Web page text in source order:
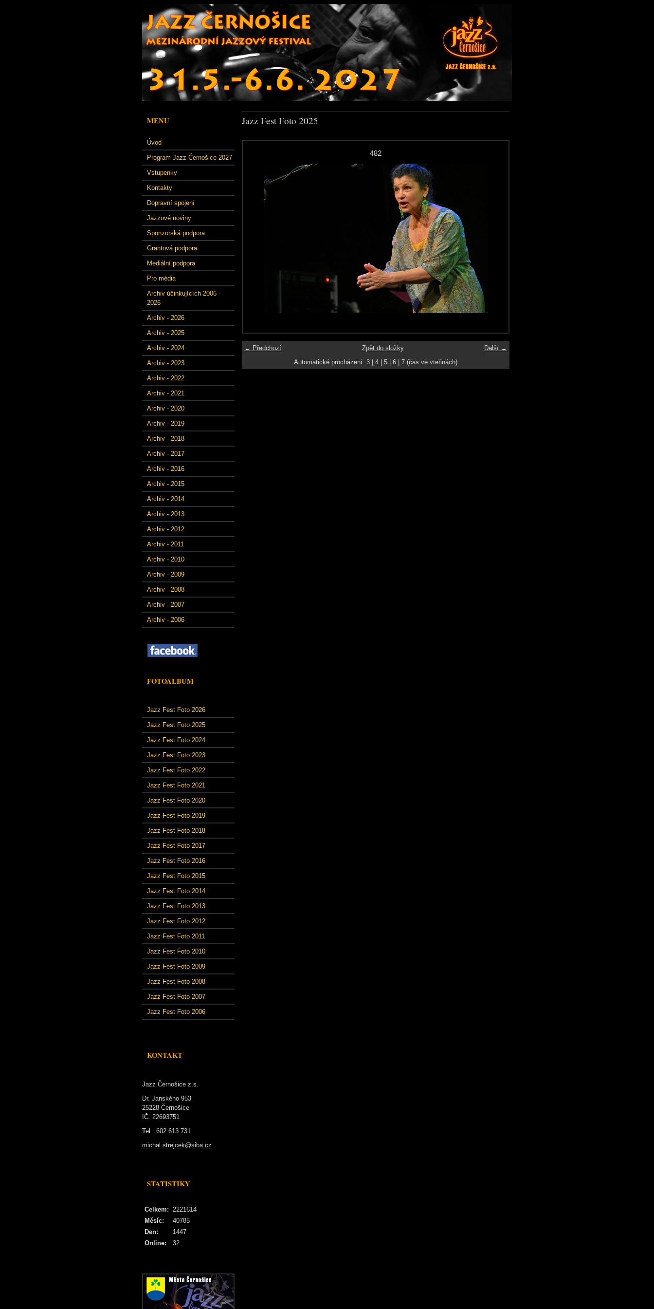
MENU
Úvod
Program Jazz Černošice 2027
Vstupenky
Kontakty
Dopravní spojení
Jazzové noviny
Sponzorská podpora
Grantová podpora
Mediální podpora
Pro média
Archiv účinkujících 2006 -
2026
Archiv - 2026
Archiv - 2025
Archiv - 2024
Archiv - 2023
Archiv - 2022
Archiv - 2021
Archiv - 2020
Archiv - 2019
Archiv - 2018
Archiv - 2017
Archiv - 2016
Archiv - 2015
Archiv - 2014
Archiv - 2013
Archiv - 2012
Archiv - 2011
Archiv - 2010
Archiv - 2009
Archiv - 2008
Archiv - 2007
Archiv - 2006
FOTOALBUM
Jazz Fest Foto 2026
Jazz Fest Foto 2025
Jazz Fest Foto 2024
Jazz Fest Foto 2023
Jazz Fest Foto 2022
Jazz Fest Foto 2021
Jazz Fest Foto 2020
Jazz Fest Foto 2019
Jazz Fest Foto 2018
Jazz Fest Foto 2017
Jazz Fest Foto 2016
Jazz Fest Foto 2015
Jazz Fest Foto 2014
Jazz Fest Foto 2013
Jazz Fest Foto 2012
Jazz Fest Foto 2011
Jazz Fest Foto 2010
Jazz Fest Foto 2009
Jazz Fest Foto 2008
Jazz Fest Foto 2007
Jazz Fest Foto 2006
KONTAKT
Jazz Černošice z.s.
Dr. Janského 953
25228 Černošice
IČ: 22693751
Tel.: 602 613 731
michal.strejcek@siba.cz
STATISTIKY
Online: 32
Celkem: 2221614
Měsíc:
40785
Den:
1447
Jazz Fest Foto 2025
482
← Předchozí Další →
Zpět do složky
Automatické procházení: 3 4 5 6 7 (čas ve vteřinách)